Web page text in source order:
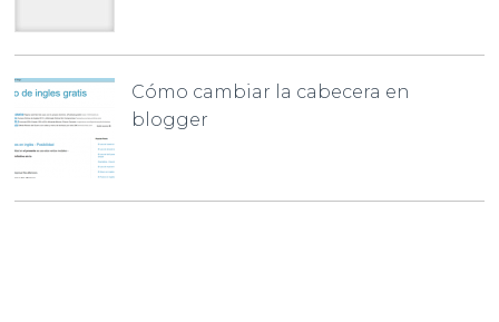
Cómo cambiar la cabecera en
blogger